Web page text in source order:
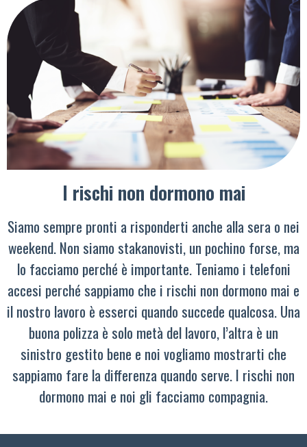
I rischi non dormono mai
Siamo sempre pronti a risponderti anche alla sera o nei
weekend. Non siamo stakanovisti, un pochino forse, ma
lo facciamo perché è importante. Teniamo i telefoni
accesi perché sappiamo che i rischi non dormono mai e
il nostro lavoro è esserci quando succede qualcosa. Una
buona polizza è solo metà del lavoro, l’altra è un
sinistro gestito bene e noi vogliamo mostrarti che
sappiamo fare la differenza quando serve. I rischi non
dormono mai e noi gli facciamo compagnia.